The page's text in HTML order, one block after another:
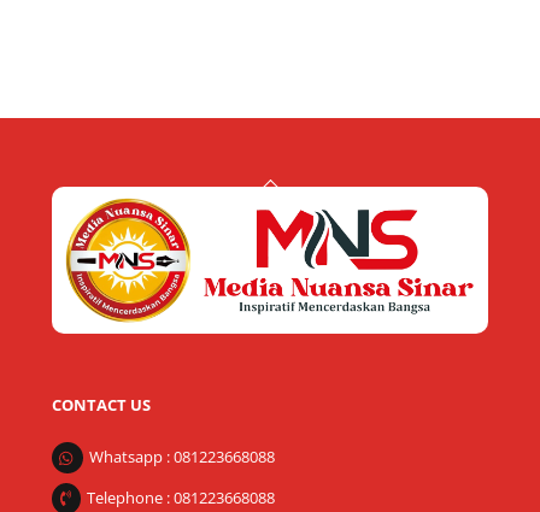
Back
Top
CONTACT US
Whatsapp : 081223668088
Telephone : 081223668088